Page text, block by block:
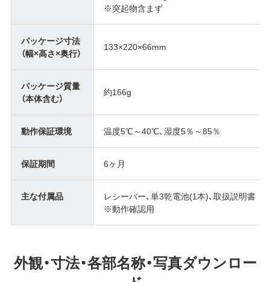
※突起物含まず
パッケージ寸法
（幅×高さ×奥行）
133×220×66mm
パッケージ質量
（本体含む）
約166g
動作保証環境 温度5℃～40℃、湿度5％～85％
保証期間 6ヶ月
主な付属品
レシーバー、単3乾電池(1本)、取扱説明書
※動作確認用
外観・寸法・各部名称・写真ダウンロー